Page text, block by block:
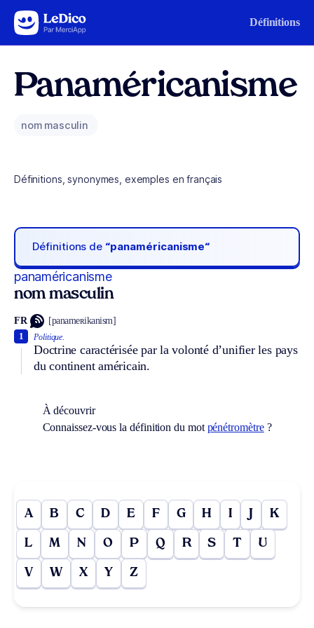
Aller au contenu Définitions
Panaméricanisme
nom masculin
Définitions, synonymes, exemples en français
Définitions de “panaméricanisme“
panaméricanisme
nom masculin
FR [panameʀikanism]
Politique.
Doctrine caractérisée par la volonté d’unifier les pays
du continent américain.
1
À découvrir
Connaissez-vous la définition du mot pénétromètre?
A B C D E F G H I J K
L M N O P Q R S T U
V W X Y Z